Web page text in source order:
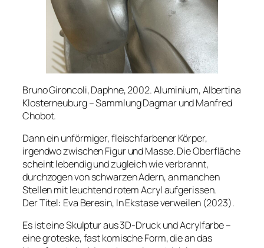
Bruno Gironcoli, Daphne, 2002. Aluminium, Albertina
Klosterneuburg – Sammlung Dagmar und Manfred
Chobot.
Dann ein unförmiger, fleischfarbener Körper,
irgendwo zwischen Figur und Masse. Die Oberfläche
scheint lebendig und zugleich wie verbrannt,
durchzogen von schwarzen Adern, an manchen
Stellen mit leuchtend rotem Acryl aufgerissen.
Der Titel: Eva Beresin, In Ekstase verweilen(2023).
Es ist eine Skulptur aus 3D-Druck und Acrylfarbe –
eine groteske, fast komische Form, die an das